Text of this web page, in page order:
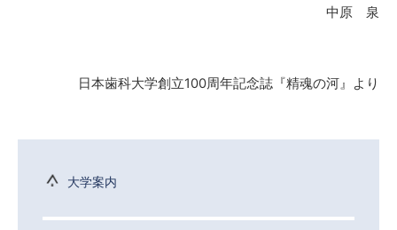
中原 泉
日本歯科大学創立100周年記念誌『精魂の河』より
大学案内